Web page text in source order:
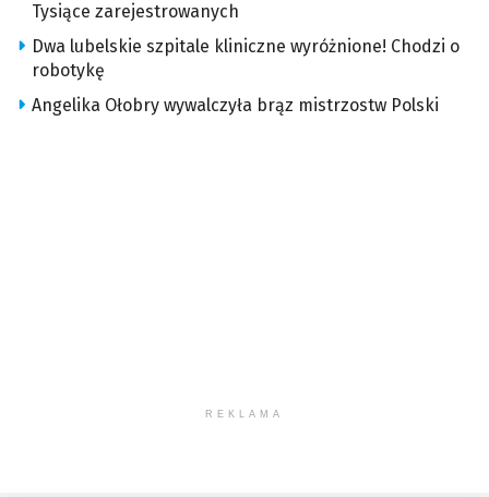
Tysiące zarejestrowanych
Dwa lubelskie szpitale kliniczne wyróżnione! Chodzi o
robotykę
Angelika Ołobry wywalczyła brąz mistrzostw Polski
REKLAMA